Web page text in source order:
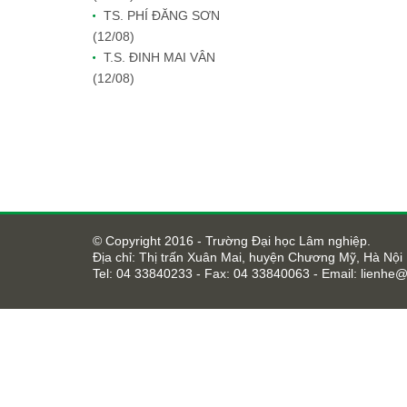
TS. PHÍ ĐĂNG SƠN
(12/08)
T.S. ĐINH MAI VÂN
(12/08)
© Copyright 2016 - Trường Đại học Lâm nghiệp.
Địa chỉ: Thị trấn Xuân Mai, huyện Chương Mỹ, Hà Nội
Tel: 04 33840233 - Fax: 04 33840063 - Email: